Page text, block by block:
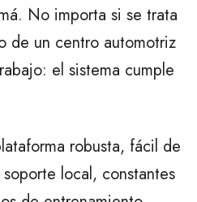
No importa si se trata
de un centro automotriz
el sistema cumple
robusta, fácil de
local, constantes